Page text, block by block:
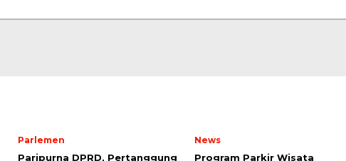
Parlemen
Paripurna DPRD, Pertanggung
News
Program Parkir Wisata